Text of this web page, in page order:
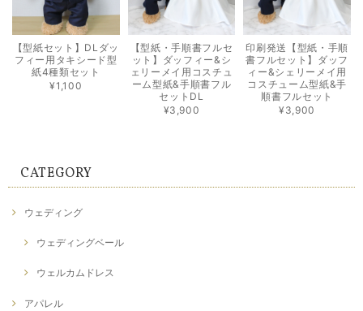
【型紙セット】DLダッ
フィー用タキシード型
紙4種類セット
¥1,100
【型紙・手順書フルセ
ット】ダッフィー&シ
ェリーメイ用コスチュ
ーム型紙&手順書フル
セットDL
¥3,900
印刷発送【型紙・手順
書フルセット】ダッフ
ィー&シェリーメイ用
コスチューム型紙&手
順書フルセット
¥3,900
CATEGORY
ウェディング
ウェディングベール
ウェルカムドレス
アパレル